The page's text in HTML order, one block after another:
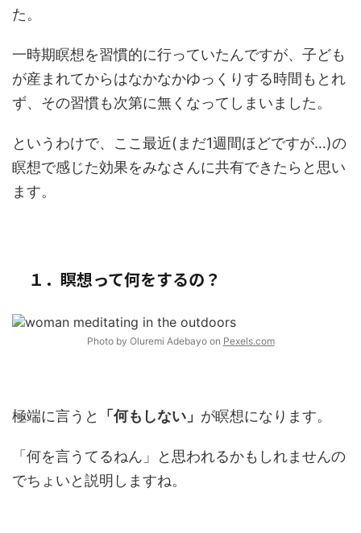
た。
一時期瞑想を習慣的に行っていたんですが、子ども
が産まれてからはなかなかゆっくりする時間もとれ
ず、その習慣も次第に無くなってしまいました。
というわけで、ここ最近(まだ1週間ほどですが…)の
瞑想で感じた効果をみなさんに共有できたらと思い
ます。
１．瞑想って何をするの？
Photo by Oluremi Adebayo on Pexels.com
極端に言うと 「何もしない」 が瞑想になります。
「何を言うてるねん」と思われるかもしれませんの
でちょいと説明しますね。